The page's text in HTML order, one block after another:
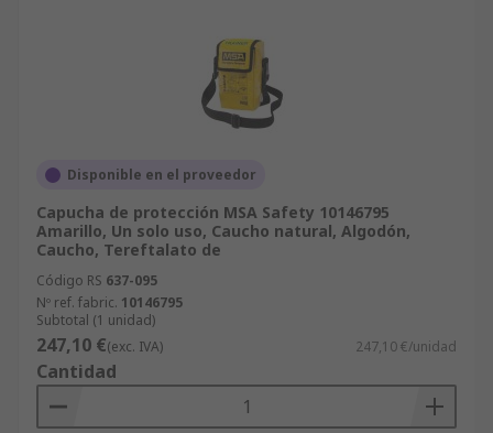
Disponible en el proveedor
Capucha de protección MSA Safety 10146795
Amarillo, Un solo uso, Caucho natural, Algodón,
Caucho, Tereftalato de
Código RS 637-095
Nº ref. fabric. 10146795
Subtotal (1 unidad)
247,10 €(exc. IVA) 247,10 €/unidad
Cantidad